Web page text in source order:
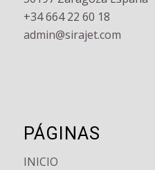
+34 664 22 60 18
admin@sirajet.com
PÁGINAS
INICIO